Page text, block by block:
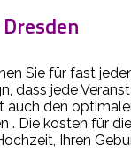
Sie für fast
dass jede
den
Die kosten für
Ihren